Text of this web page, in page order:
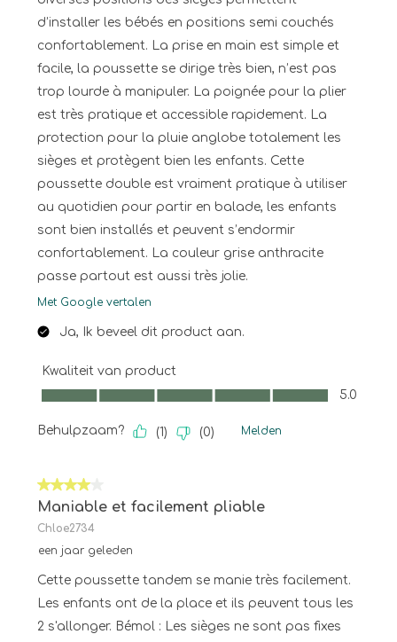
d’installer les bébés en positions semi couchés
confortablement. La prise en main est simple et
facile, la poussette se dirige très bien, n’est pas
trop lourde à manipuler. La poignée pour la plier
est très pratique et accessible rapidement. La
protection pour la pluie anglobe totalement les
sièges et protègent bien les enfants. Cette
poussette double est vraiment pratique à utiliser
au quotidien pour partir en balade, les enfants
sont bien installés et peuvent s’endormir
confortablement. La couleur grise anthracite
passe partout est aussi très jolie.
Met Google vertalen
Ja, Ik beveel dit product aan.
Kwaliteit van product
Kwaliteit van product, 5.0 van 5
5.0
Behulpzaam? (1) (0) Melden
4 van 5 sterren.
Maniable et facilement pliable
Chloe2734
een jaar geleden
Cette poussette tandem se manie très facilement.
Les enfants ont de la place et ils peuvent tous les
2 s'allonger. Bémol : Les sièges ne sont pas fixes